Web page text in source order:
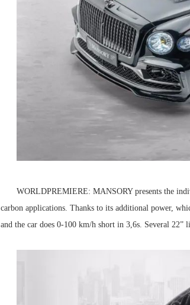
WORLDPREMIERE: MANSORY presents the
carbon applications. Thanks to its additional power,
and the car does 0-100 km/h short in 3,6s. Several 22”